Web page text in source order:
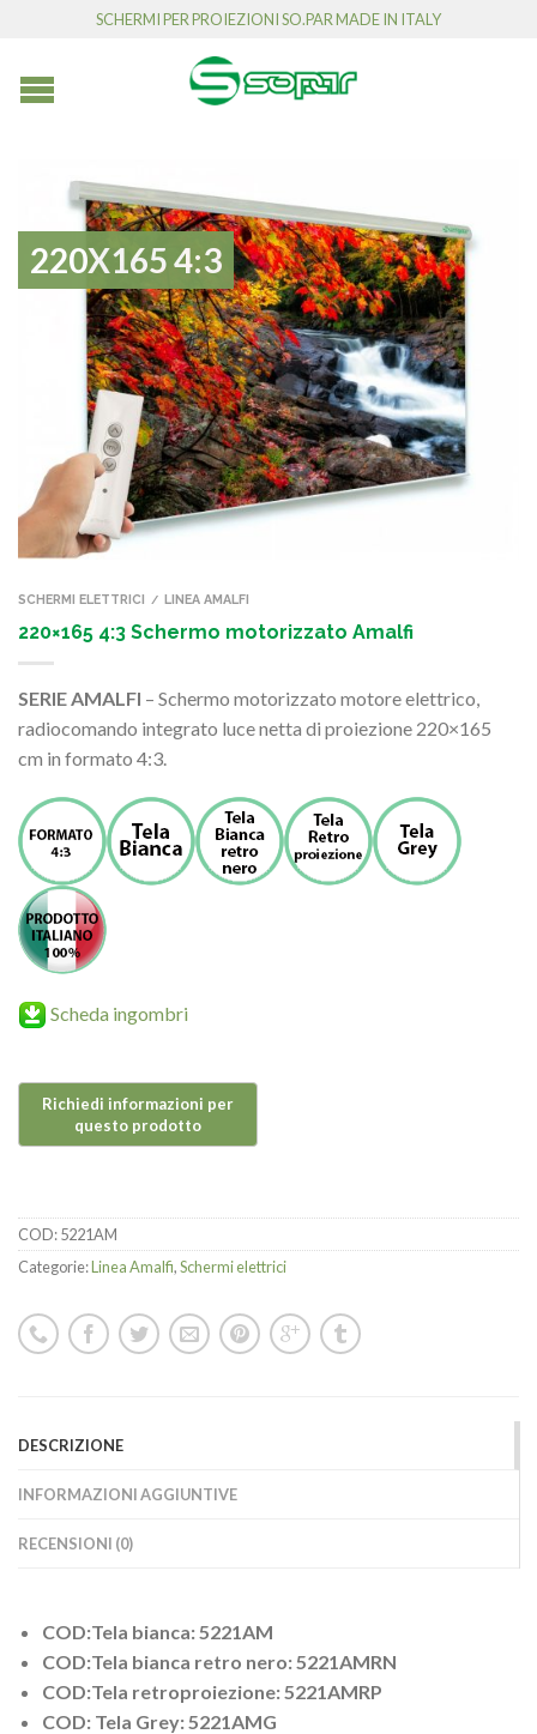
SCHERMI PER PROIEZIONI SO.PAR MADE IN ITALY
220X165 4:3
SCHERMI ELETTRICI / LINEA AMALFI
220×165 4:3 Schermo motorizzato Amalfi
SERIE AMALFI – Schermo motorizzato motore elettrico,
radiocomando integrato luce netta di proiezione 220×165
cm in formato 4:3.
Scheda ingombri
COD:5221AM
Categorie:Linea Amalfi,Schermi elettrici
DESCRIZIONE
INFORMAZIONI AGGIUNTIVE
RECENSIONI (0)
COD:Tela bianca: 5221AM
COD:Tela bianca retro nero: 5221AMRN
COD:Tela retroproiezione: 5221AMRP
COD: Tela Grey: 5221AMG